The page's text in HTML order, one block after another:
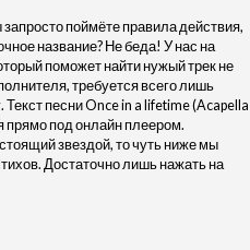
поймёте правила действия,
название? Не беда! У нас на
поможет найти нужый трек не
требуется всего лишь
песни Once in a lifetime (Acapella
прямо под онлайн плеером.
звездой, то чуть ниже мы
Достаточно лишь нажать на